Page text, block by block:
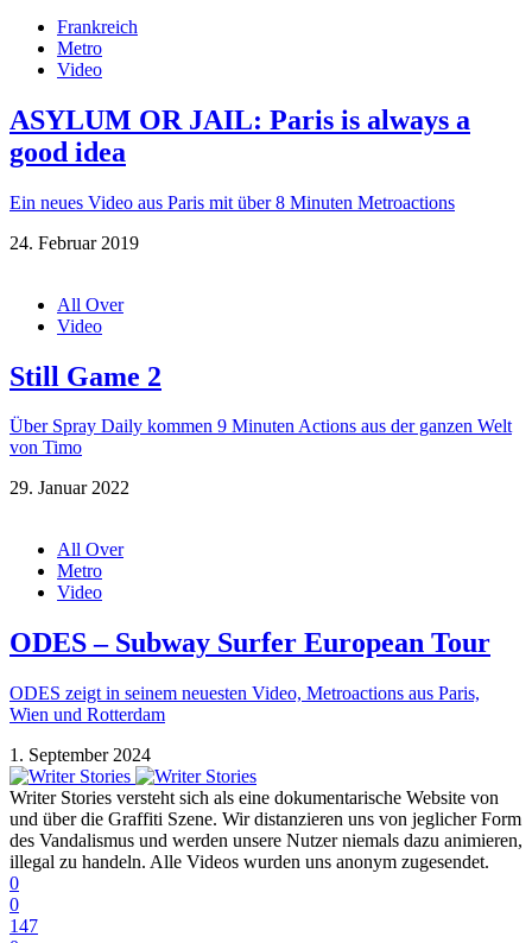
Frankreich
Metro
Video
ASYLUM OR JAIL: Paris is always a
good idea
Ein neues Video aus Paris mit über 8 Minuten Metroactions
24. Februar 2019
All Over
Video
Still Game 2
Über Spray Daily kommen 9 Minuten Actions aus der ganzen Welt
von Timo
29. Januar 2022
All Over
Metro
Video
ODES – Subway Surfer European Tour
ODES zeigt in seinem neuesten Video, Metroactions aus Paris,
Wien und Rotterdam
1. September 2024
Writer Stories versteht sich als eine dokumentarische Website von
und über die Graffiti Szene. Wir distanzieren uns von jeglicher Form
des Vandalismus und werden unsere Nutzer niemals dazu animieren,
illegal zu handeln. Alle Videos wurden uns anonym zugesendet.
0
0
147